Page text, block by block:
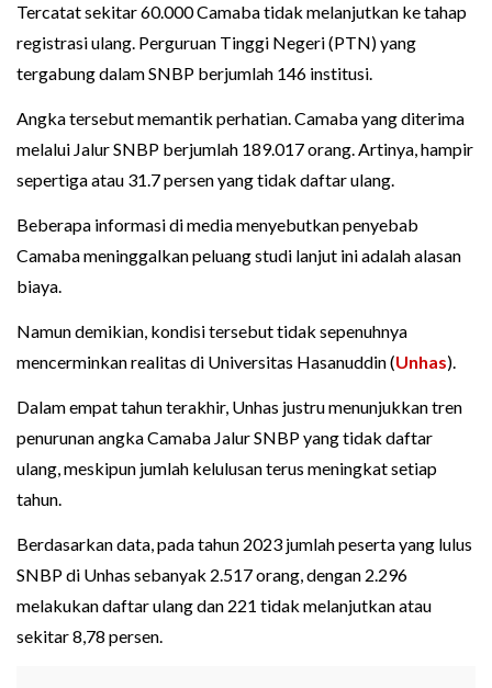
Tercatat sekitar 60.000 Camaba tidak melanjutkan ke tahap
registrasi ulang. Perguruan Tinggi Negeri (PTN) yang
tergabung dalam SNBP berjumlah 146 institusi.
Angka tersebut memantik perhatian. Camaba yang diterima
melalui Jalur SNBP berjumlah 189.017 orang. Artinya, hampir
sepertiga atau 31.7 persen yang tidak daftar ulang.
Beberapa informasi di media menyebutkan penyebab
Camaba meninggalkan peluang studi lanjut ini adalah alasan
biaya.
Namun demikian, kondisi tersebut tidak sepenuhnya
mencerminkan realitas di Universitas Hasanuddin (Unhas).
Dalam empat tahun terakhir, Unhas justru menunjukkan tren
penurunan angka Camaba Jalur SNBP yang tidak daftar
ulang, meskipun jumlah kelulusan terus meningkat setiap
tahun.
Berdasarkan data, pada tahun 2023 jumlah peserta yang lulus
SNBP di Unhas sebanyak 2.517 orang, dengan 2.296
melakukan daftar ulang dan 221 tidak melanjutkan atau
sekitar 8,78 persen.